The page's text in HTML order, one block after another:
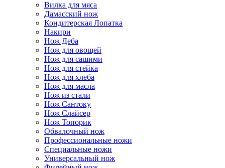
Вилка для мяса
Дамасский нож
Кондитерская Лопатка
Накири
Нож Деба
Нож для овощей
Нож для сашими
Нож для стейка
Нож для хлеба
Нож для масла
Нож из стали
Нож Сантоку
Нож Слайсер
Нож Топорик
Обвалочный нож
Профессиональные ножи
Специальные ножи
Универсальный нож